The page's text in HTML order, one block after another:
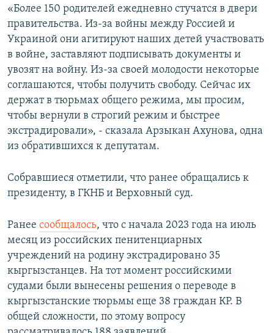
«Более 150 родителей ежедневно стучатся в двери
правительства. Из-за войны между Россией и
Украиной они агитируют наших детей участвовать
в войне, заставляют подписывать документы и
увозят на войну. Из-за своей молодости некоторые
соглашаются, чтобы получить свободу. Сейчас их
держат в тюрьмах общего режима, мы просим,
чтобы вернули в строгий режим и быстрее
экстрадировали», - сказала Арзыкан Ахунова, одна
из обратившихся к депутатам.
Собравшиеся отметили, что ранее обращались к
президенту, в ГКНБ и Верховный суд.
Ранее сообщалось, что с начала 2023 года на июль
месяц из российских пенитенциарных
учреждений на родину экстрадировано 35
кыргызстанцев. На тот момент российскими
судами были вынесены решения о переводе в
кыргызстанские тюрьмы еще 38 граждан КР. В
общей сложности, по этому вопросу